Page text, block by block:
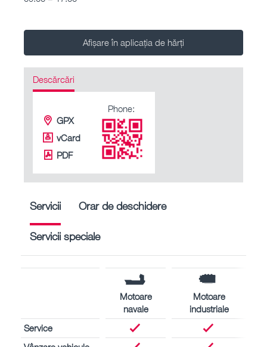
Afișare în aplicația de hărți
Descărcări
GPX
vCard
PDF
Phone:
Servicii Orar de deschidere
Servicii speciale
Motoare
navale
Motoare
industriale
Service